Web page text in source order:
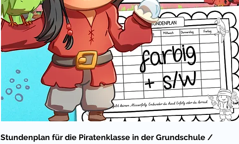
Stundenplan für die Piratenklasse in der Grundschule /